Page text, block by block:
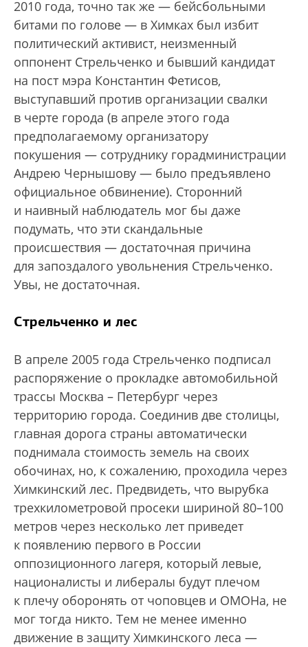
2010 года, точно так же — бейсбольными
битами по голове — в Химках был избит
политический активист, неизменный
оппонент Стрельченко и бывший кандидат
на пост мэра Константин Фетисов,
выступавший против организации свалки
в черте города (в апреле этого года
предполагаемому организатору
покушения — сотруднику горадминистрации
Андрею Чернышову — было предъявлено
официальное обвинение). Сторонний
и наивный наблюдатель мог бы даже
подумать, что эти скандальные
происшествия — достаточная причина
для запоздалого увольнения Стрельченко.
Увы, не достаточная.
Стрельченко и лес
В апреле 2005 года Стрельченко подписал
распоряжение о прокладке автомобильной
трассы Москва – Петербург через
территорию города. Соединив две столицы,
главная дорога страны автоматически
поднимала стоимость земель на своих
обочинах, но, к сожалению, проходила через
Химкинский лес. Предвидеть, что вырубка
трехкилометровой просеки шириной 80–100
метров через несколько лет приведет
к появлению первого в России
оппозиционного лагеря, который левые,
националисты и либералы будут плечом
к плечу оборонять от чоповцев и ОМОНа, не
мог тогда никто. Тем не менее именно
движение в защиту Химкинского леса —